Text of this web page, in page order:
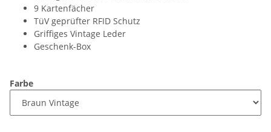
9 Kartenfächer
TüV geprüfter RFID Schutz
Griffiges Vintage Leder
Geschenk-Box
Farbe